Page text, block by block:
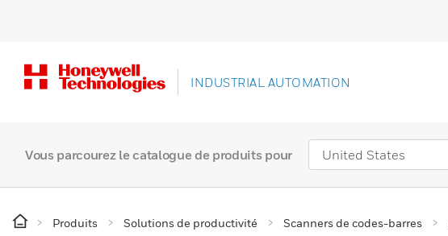
INDUSTRIAL AUTOMATION
Vous parcourez le catalogue de produits pour
Produits Solutions de productivité Scanners de codes-barres